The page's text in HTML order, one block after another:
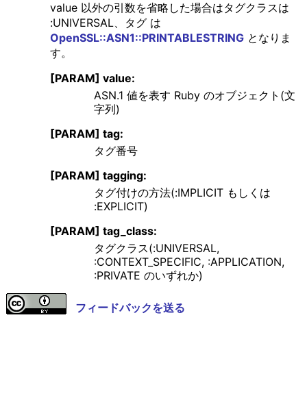
value 以外の引数を省略した場合はタグクラスは
:UNIVERSAL、タグ は
OpenSSL::ASN1::PRINTABLESTRINGとなりま
す。
[PARAM] value:
ASN.1 値を表す Ruby のオブジェクト(文
字列)
[PARAM] tag:
タグ番号
[PARAM] tagging:
タグ付けの方法(:IMPLICIT もしくは
:EXPLICIT)
[PARAM] tag_class:
タグクラス(:UNIVERSAL,
:CONTEXT_SPECIFIC, :APPLICATION,
:PRIVATE のいずれか)
フィードバックを送る